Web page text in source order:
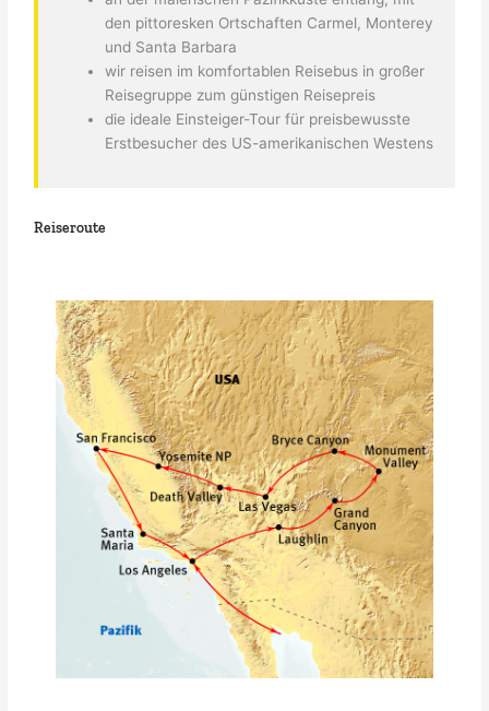
den pittoresken Ortschaften Carmel, Monterey
und Santa Barbara
wir reisen im komfortablen Reisebus in großer
Reisegruppe zum günstigen Reisepreis
die ideale Einsteiger-Tour für preisbewusste
Erstbesucher des US-amerikanischen Westens
Reiseroute